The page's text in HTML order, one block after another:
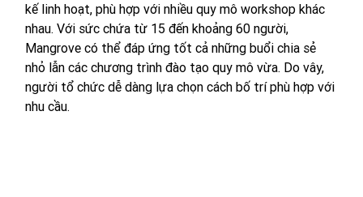
kế linh hoạt, phù hợp với nhiều quy mô workshop khác
nhau. Với sức chứa từ 15 đến khoảng 60 người,
Mangrove có thể đáp ứng tốt cả những buổi chia sẻ
nhỏ lẫn các chương trình đào tạo quy mô vừa. Do vây,
người tổ chức dễ dàng lựa chọn cách bố trí phù hợp với
nhu cầu.